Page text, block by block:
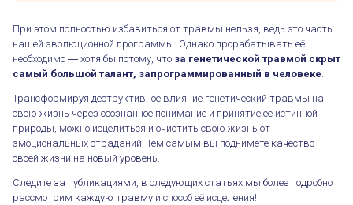
При этом полностью избавиться от травмы нельзя, ведь это часть
нашей эволюционной программы. Однако прорабатывать её
необходимо ― хотя бы потому, что за генетической травмой скрыт
самый большой талант, запрограммированный в человеке.
Трансформируя деструктивное влияние генетический травмы на
свою жизнь через осознанное понимание и принятие её истинной
природы, можно исцелиться и очистить свою жизнь от
эмоциональных страданий. Тем самым вы поднимете качество
своей жизни на новый уровень.
Следите за публикациями, в следующих статьях мы более подробно
рассмотрим каждую травму и способ её исцеления!